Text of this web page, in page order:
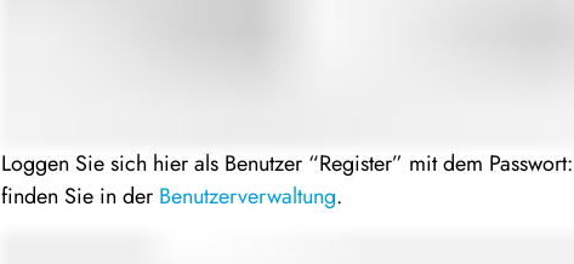
Loggen Sie sich hier als Benutzer “Register” mit dem
finden Sie in der Benutzerverwaltung.